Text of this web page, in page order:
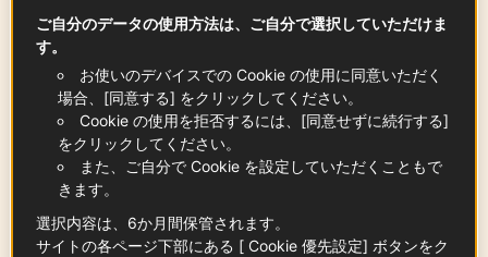
プロヴァンス風トマトソース
200g
枝付きプチトマト
2房
ご自分のデータの使用方法は、ご自分で選択していただけま
す。
お使いのデバイスでの Cookie の使用に同意いただく
場合、[同意する] をクリックしてください。
Cookie の使用を拒否するには、[同意せずに続行する]
をクリックしてください。
また、ご自分で Cookie を設定していただくこともで
きます。
選択内容は、6か月間保管されます。
サイトの各ページ下部にある [ Cookie 優先設定] ボタンをク